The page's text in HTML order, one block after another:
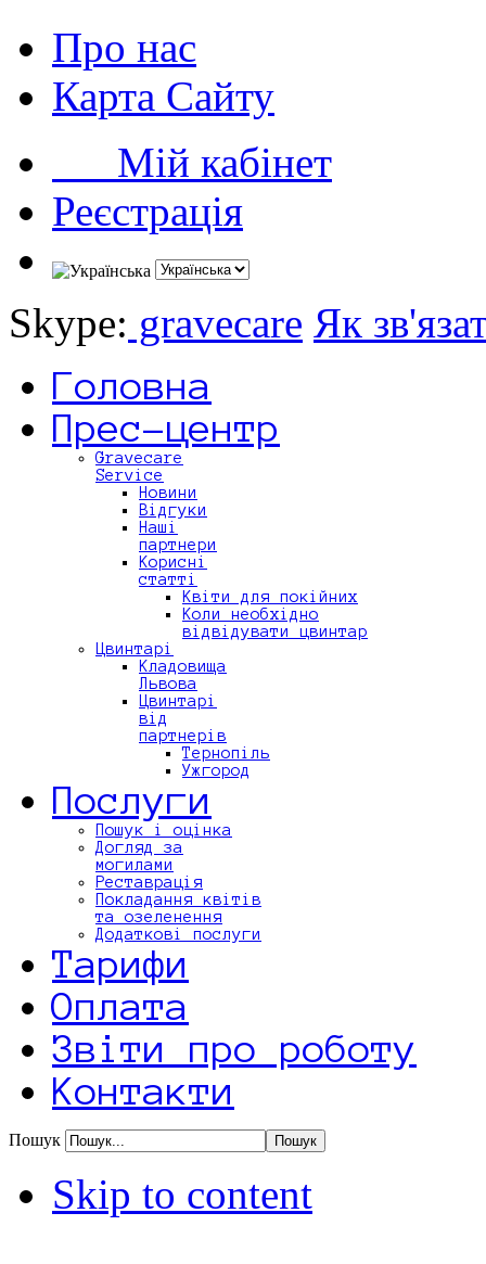
Про нас
Карта Сайту
Мій кабінет
Реєстрація
Skype: gravecare Як
Головна
Прес-центр
Gravecare
Service
Новини
Відгуки
Наші
партнери
Корисні
статті
Квіти для покійних
Коли необхідно
відвідувати цвинтар
Цвинтарі
Кладовища
Львова
Цвинтарі
від
партнерів
Тернопіль
Ужгород
Послуги
Пошук і оцінка
Догляд за
могилами
Реставрація
Покладання квітів
та озеленення
Додаткові послуги
Тарифи
Оплата
Звіти про роботу
Контакти
Пошук
Skip to content